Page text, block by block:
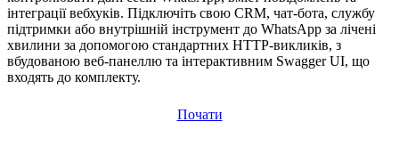
інтеграції вебхуків. Підключіть свою CRM, чат-бота, службу
підтримки або внутрішній інструмент до WhatsApp за лічені
хвилини за допомогою стандартних HTTP-викликів, з
вбудованою веб-панеллю та інтерактивним Swagger UI, що
входять до комплекту.
Почати